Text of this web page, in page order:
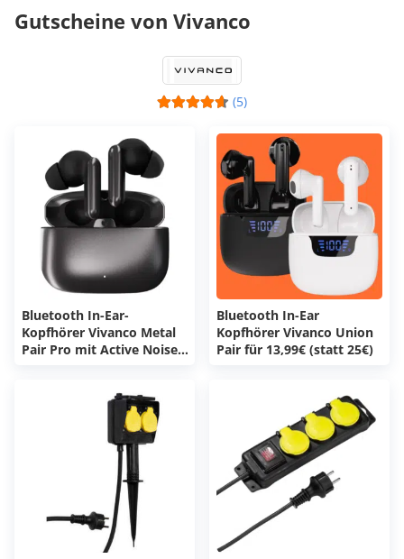
Gutscheine von Vivanco
(5)
Bluetooth In-Ear-
Kopfhörer Vivanco Metal
Pair Pro mit Active Noise
Bluetooth In-Ear
Kopfhörer Vivanco Union
Pair für 13,99€ (statt 25€)